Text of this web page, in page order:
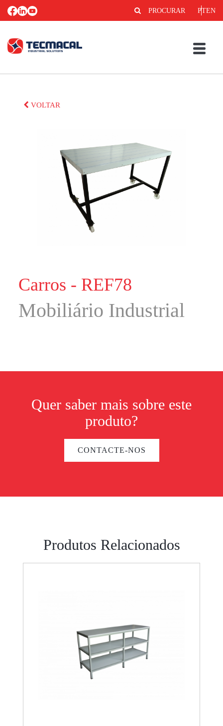
EN
PT
PROCURAR
VOLTAR
Carros - REF78
Mobiliário Industrial
Quer saber mais sobre este
produto?
CONTACTE-NOS
Produtos Relacionados